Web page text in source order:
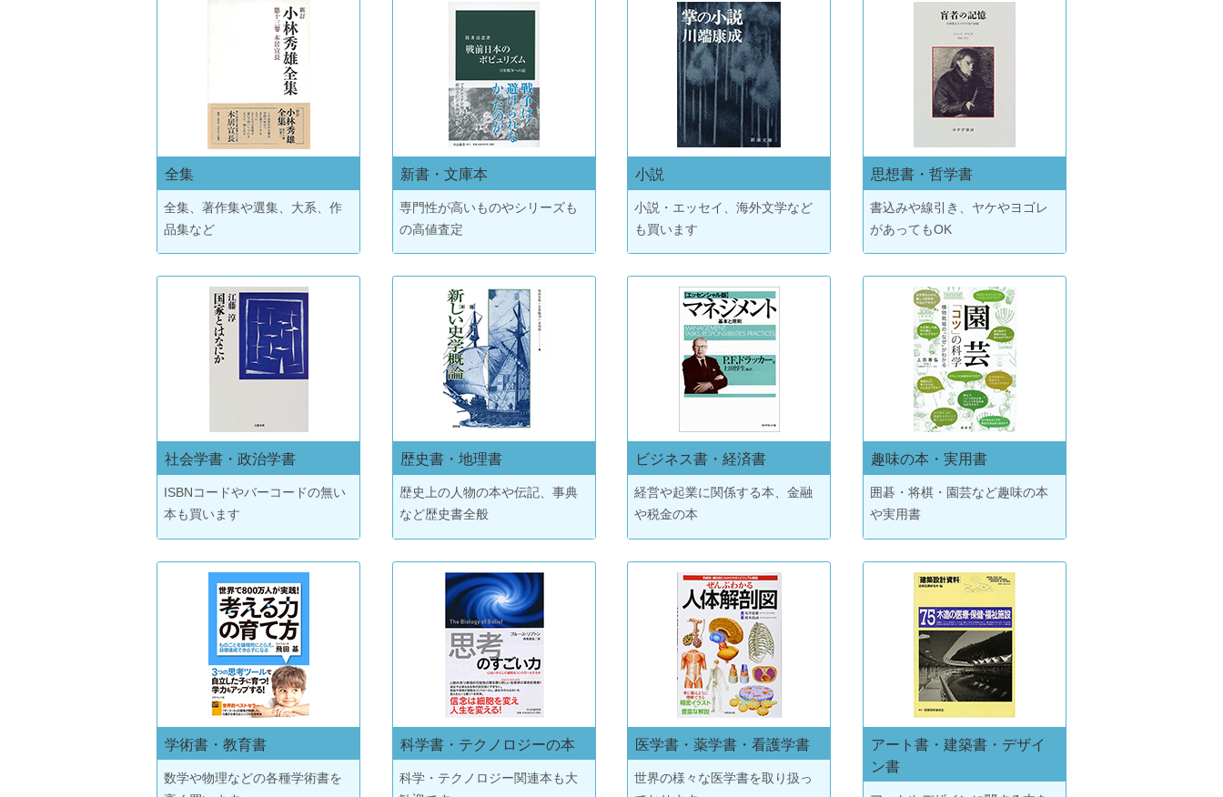
全集
全集、著作集や選集、大系、作
品集など
新書・文庫本
専門性が高いものやシリーズも
の高値査定
小説
小説・エッセイ、海外文学など
も買います
思想書・哲学書
書込みや線引き、ヤケやヨゴレ
があってもOK
社会学書・政治学書
ISBNコードやバーコードの無い
本も買います
歴史書・地理書
歴史上の人物の本や伝記、事典
など歴史書全般
ビジネス書・経済書
経営や起業に関係する本、金融
や税金の本
趣味の本・実用書
囲碁・将棋・園芸など趣味の本
や実用書
学術書・教育書
数学や物理などの各種学術書を
科学書・テクノロジーの本
科学・テクノロジー関連本も大
医学書・薬学書・看護学書
世界の様々な医学書を取り扱っ
アート書・建築書・デザイ
ン書